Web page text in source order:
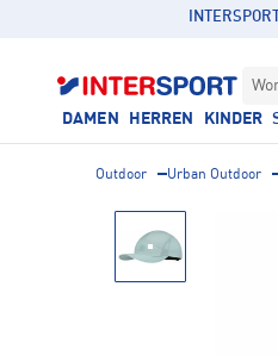
DAMEN HERREN KINDER
Outdoor Urban Outdoor